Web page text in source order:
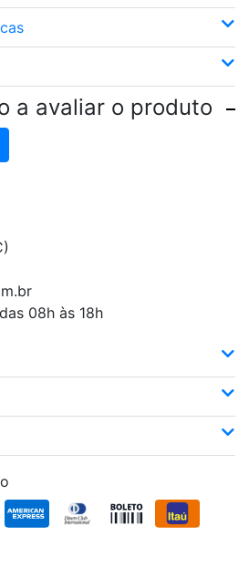
a avaliar o produto
08h às 18h